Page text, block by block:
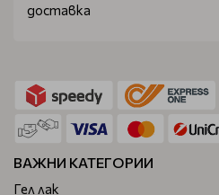
доставка
ВАЖНИ КАТЕГОРИИ
Гел лак